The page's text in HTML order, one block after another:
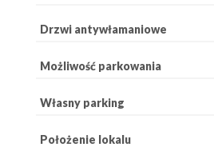
Drzwi antywłamaniowe
Możliwość parkowania
Własny parking
Położenie lokalu